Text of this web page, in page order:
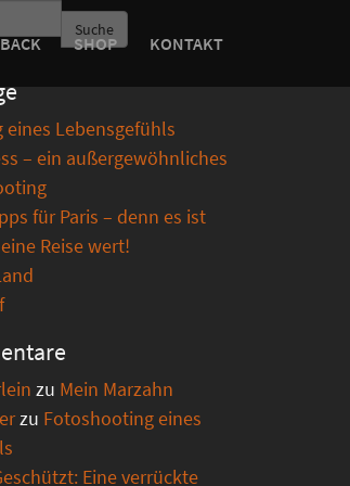
SHOP KONTAKT
Suche
Lebensgefühls
– ein außergewöhnliches
für Paris – denn es ist
Reise wert!
zu Mein Marzahn
zu Fotoshooting eines
Eine verrückte